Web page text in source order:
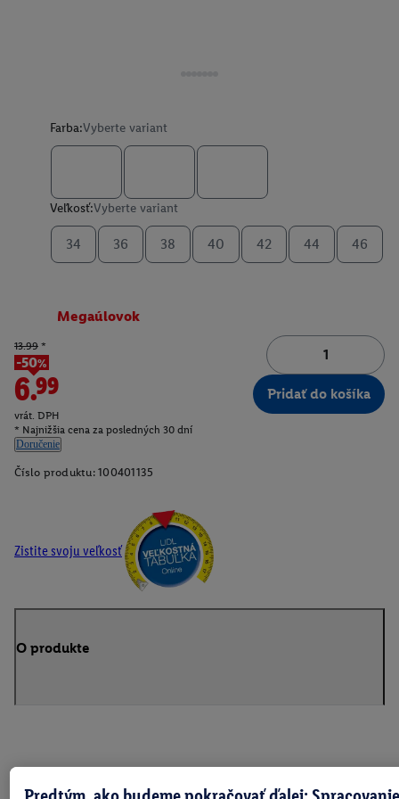
Farba:Vyberte variant
Veľkosť:Vyberte variant
34 36 38 40 42 44 46
Megaúlovok
13.99 *
-50%
6.99
vrát. DPH
* Najnižšia cena za posledných 30 dní
Doručenie
Pridať do košíka
Číslo produktu: 100401135
Zistite svoju veľkosť
O produkte